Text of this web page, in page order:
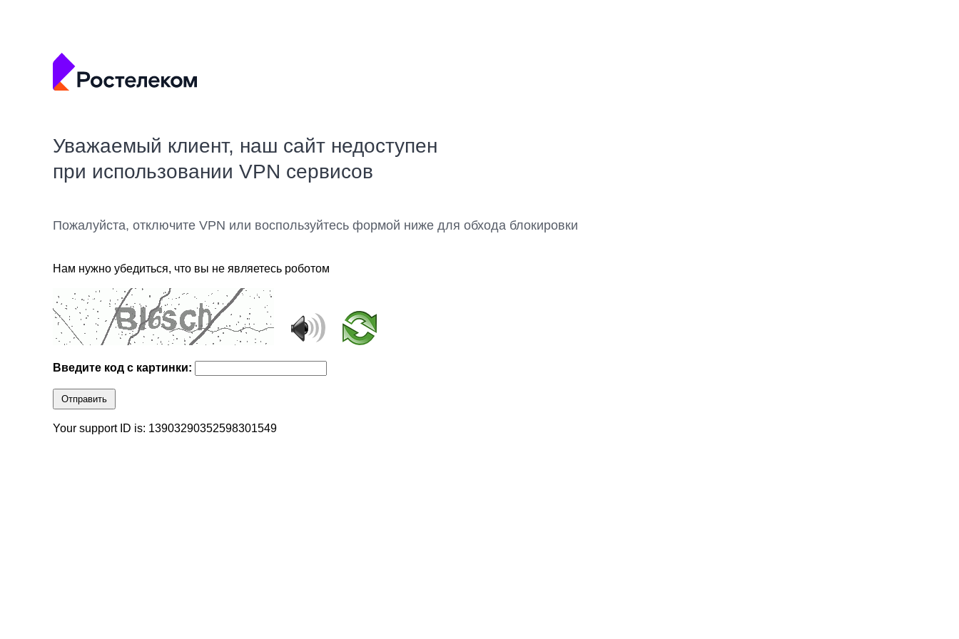
Уважаемый клиент, наш сайт недоступен
при использовании VPN сервисов
Пожалуйста, отключите VPN или воспользуйтесь формой ниже для обхода блокировки
Нам нужно убедиться, что вы не являетесь роботом
Введите код с картинки:
Отправить
Your support ID is: 13903290352598301549